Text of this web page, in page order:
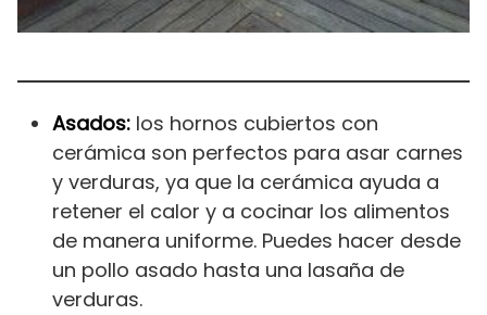
Asados: los hornos cubiertos con
cerámica son perfectos para asar carnes
y verduras, ya que la cerámica ayuda a
retener el calor y a cocinar los alimentos
de manera uniforme. Puedes hacer desde
un pollo asado hasta una lasaña de
verduras.